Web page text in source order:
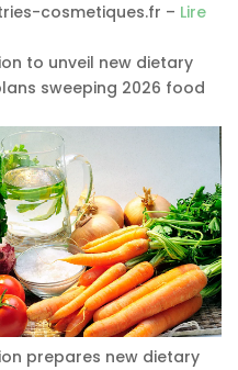
cosmetiques.fr – Lire
to unveil new dietary
sweeping 2026 food
prepares new dietary